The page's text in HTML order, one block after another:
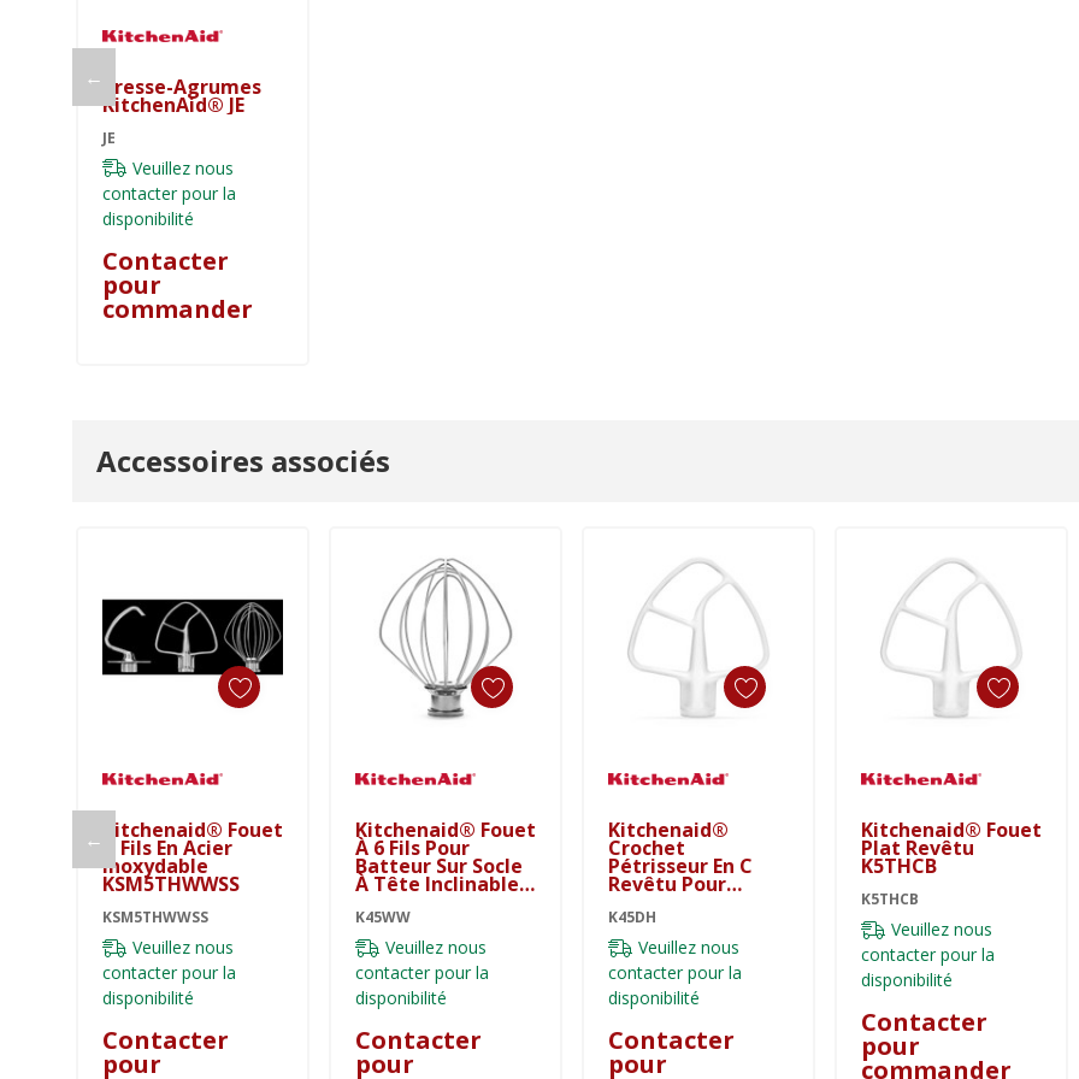
← Presse-Agrumes
KitchenAid® JE
JE
Veuillez nous
contacter pour la
disponibilité
Contacter
pour
commander
Accessoires associés
← Kitchenaid® Fouet
À Fils En Acier
Inoxydable
KSM5THWWSS
KSM5THWWSS
Veuillez nous
contacter pour la
disponibilité
Contacter
pour
Kitchenaid® Fouet
À 6 Fils Pour
Batteur Sur Socle
À Tête Inclinable
K45WW
Veuillez nous
contacter pour la
disponibilité
Contacter
pour
Kitchenaid®
Crochet
Pétrisseur En C
Revêtu Pour
À Tête Inclinable
K45DH
K45DH
Veuillez nous
contacter pour la
disponibilité
Contacter
pour
Kitchenaid® Fouet
Plat Revêtu
K5THCB
K5THCB
Veuillez nous
contacter pour la
disponibilité
Contacter
pour
commander